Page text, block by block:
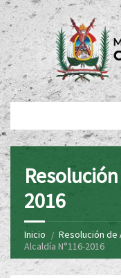
2016
Inicio Resolución de
Alcaldía N°116-2016